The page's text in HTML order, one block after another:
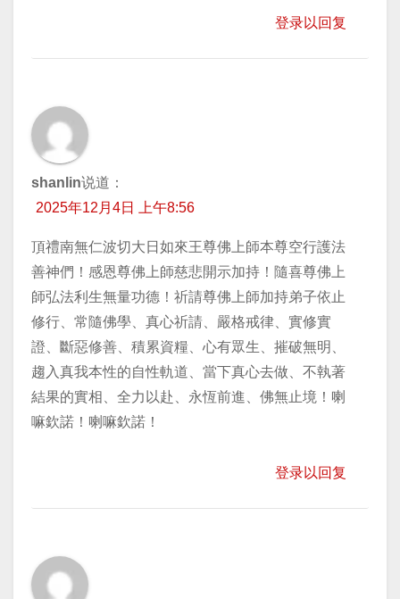
登录以回复
shanlin说道：
2025年12月4日 上午8:56
頂禮南無仁波切大日如來王尊佛上師本尊空行護法
善神們！感恩尊佛上師慈悲開示加持！隨喜尊佛上
師弘法利生無量功德！祈請尊佛上師加持弟子依止
修行、常隨佛學、真心祈請、嚴格戒律、實修實
證、斷惡修善、積累資糧、心有眾生、摧破無明、
趨入真我本性的自性軌道、當下真心去做、不執著
結果的實相、全力以赴、永恆前進、佛無止境！喇
嘛欽諾！喇嘛欽諾！
登录以回复